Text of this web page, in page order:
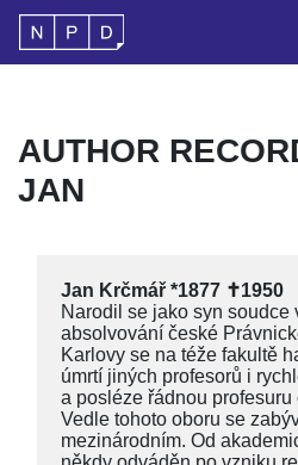
AUTHOR
JAN
Jan Krčmář *1877 ✝1950
Narodil se jako syn soudce
absolvování české
Karlovy se na téže fakultě
úmrtí jiných profesorů i
a posléze řádnou
Vedle tohoto oboru se
mezinárodním. Od